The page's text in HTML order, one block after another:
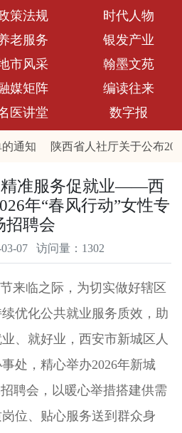
策法规
时代人物
老服务
银发产业
市风采
翰墨文苑
媒矩阵
编读往来
医讲堂 数字报
通知 陕西省人社厅关于公布
象名单和重大劳动保障违法行为
精准服务促就业——西
年“春风行动”女性专
招聘会
03-07 访问量：1302
临之际，为切实做好辖区
优化公共就业服务质效，助
、就好业，西安市新城区人
处，精心举办2026年新城
聘会，以暖心举措搭建供需
位、贴心服务送到群众身